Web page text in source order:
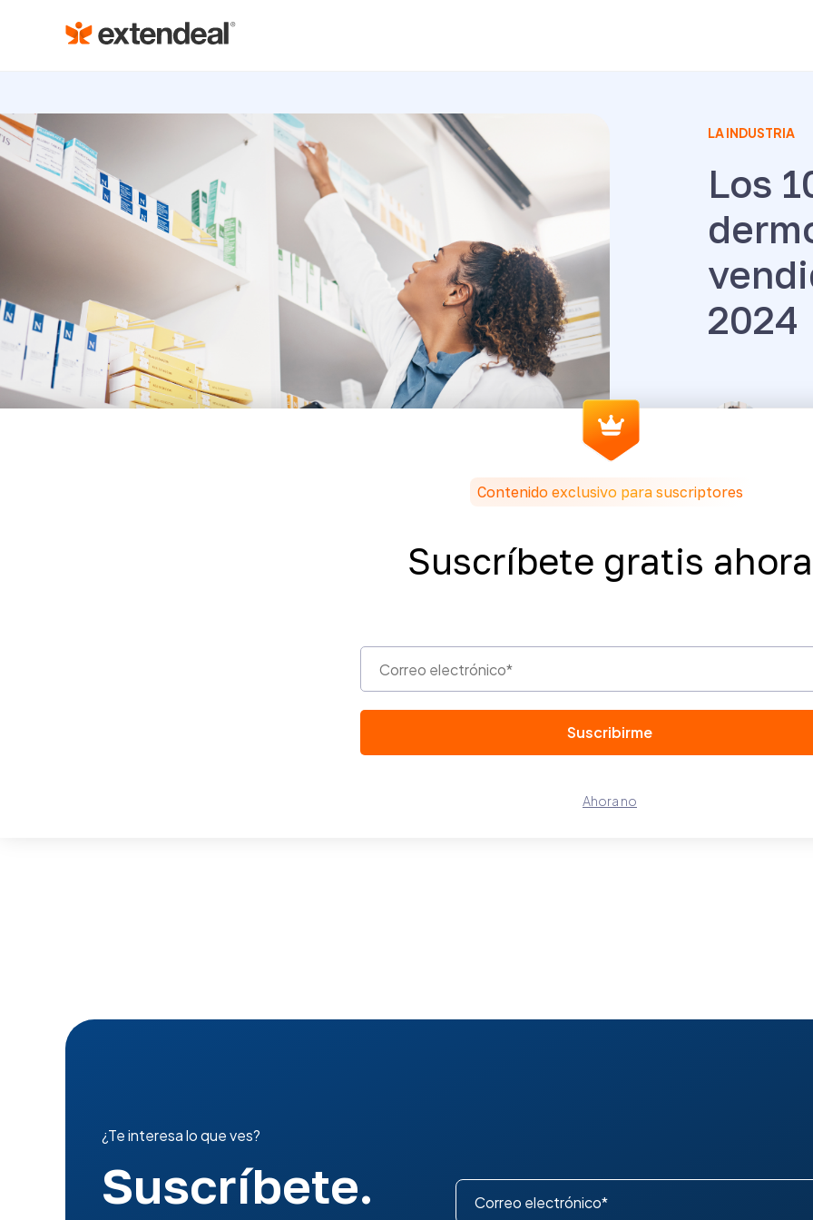
LA INDUSTRIA
Los
2024
Malena Bertolotto
Contenido exclusivo para suscriptores
Suscríbete gratis ahora
Ahora no
¿Te interesa lo que ves?
Suscríbete.